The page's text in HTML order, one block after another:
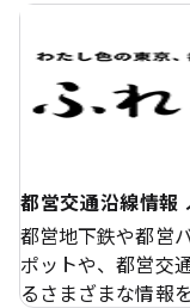
都営交通沿線情報
都営地下鉄や都営
ポットや、都営交
るさまざまな情報